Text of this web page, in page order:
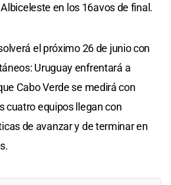
en los 16avos de final.
el próximo 26 de junio con
Uruguay enfrentará a
Cabo Verde se medirá con
cuatro equipos llegan con
de avanzar y de terminar en